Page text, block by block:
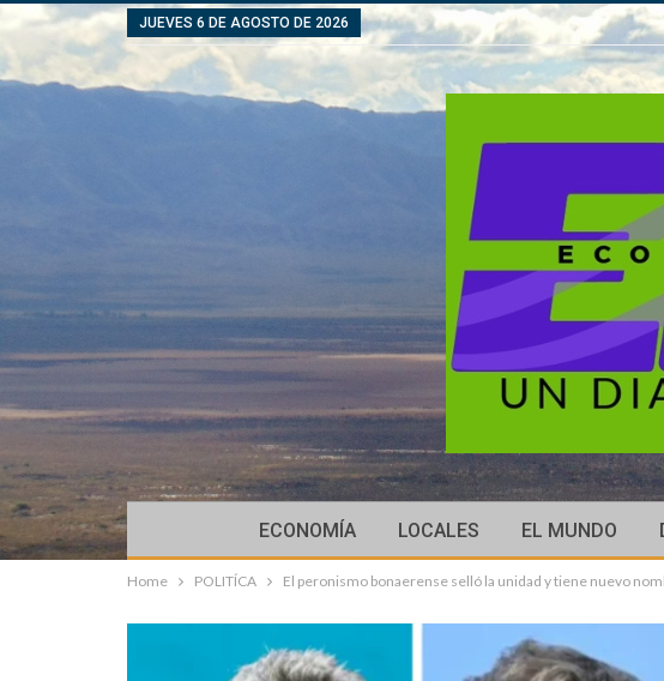
JUEVES 6 DE AGOSTO DE 2026
ECONOMÍA LOCALES EL MUNDO
Home POLITÍCA El peronismo bonaerense selló la unidad y tiene nuevo